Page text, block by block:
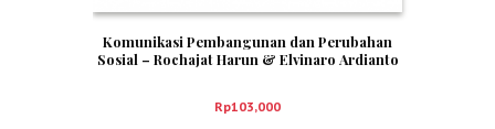
Komunikasi Pembangunan dan Perubahan
Sosial – Rochajat Harun & Elvinaro Ardianto
Rp103,000